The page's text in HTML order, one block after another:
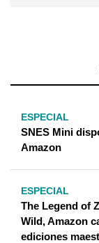
ESPECIAL
SNES Mini
Amazon
ESPECIAL
The Legend of
Wild, Amazon
ediciones